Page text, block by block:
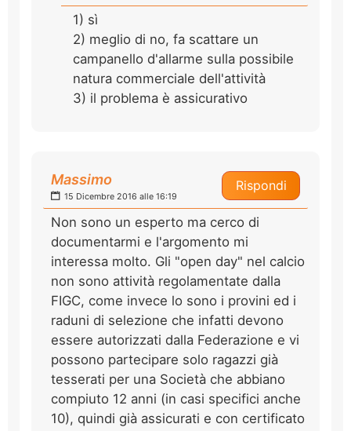
1) sì
2) meglio di no, fa scattare un
campanello d'allarme sulla possibile
natura commerciale dell'attività
3) il problema è assicurativo
Rispondi
Massimo
15 Dicembre 2016 alle 16:19
Non sono un esperto ma cerco di
documentarmi e l'argomento mi
interessa molto. Gli "open day" nel calcio
non sono attività regolamentate dalla
FIGC, come invece lo sono i provini ed i
raduni di selezione che infatti devono
essere autorizzati dalla Federazione e vi
possono partecipare solo ragazzi già
tesserati per una Società che abbiano
compiuto 12 anni (in casi specifici anche
10), quindi già assicurati e con certificato